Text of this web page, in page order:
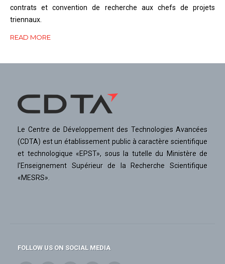
contrats et convention de recherche aux chefs de projets
triennaux.
READ MORE
Le Centre de Développement des Technologies Avancées
(CDTA) est un établissement public à caractère scientifique
et technologique «EPST», sous la tutelle du Ministère de
l'Enseignement Supérieur de la Recherche Scientifique
«MESRS».
FOLLOW US ON SOCIAL MEDIA